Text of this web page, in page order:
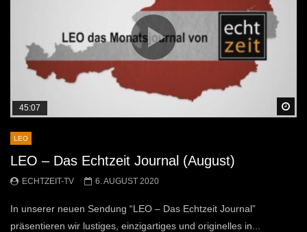
45:07
LEO
LEO – Das Echtzeit Journal (August)
ECHTZEIT-TV 6. AUGUST 2020
In unserer neuen Sendung “LEO – Das Echtzeit Journal”
präsentieren wir lustiges, einzigartiges und originelles in...